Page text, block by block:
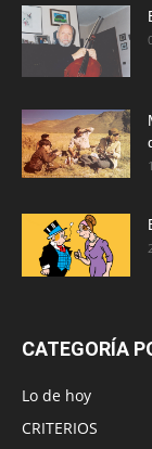
CATEGORÍA
Lo de hoy
CRITERIOS